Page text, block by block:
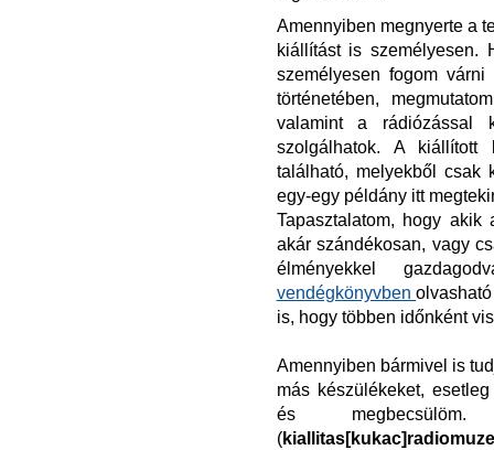
Amennyiben megnyerte a
kiállítást is személyesen.
személyesen fogom
történetében,
valamint a rádiózással
szolgálhatok. A kiállított
található, melyekből csak
egy-egy példány itt
Tapasztalatom, hogy
akár szándékosan, vagy
élményekkel
vendégkönyvben
is, hogy többen időnként
Amennyiben bármivel is
más készülékeket,
és
(kiallitas[